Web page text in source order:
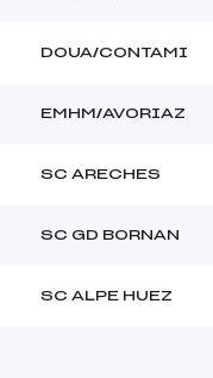
DOUA/CONTAMI
EMHM/AVORIAZ
SC ARECHES
SC GD BORNAN
SC ALPE HUEZ